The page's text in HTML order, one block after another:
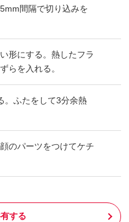
間隔で切り込みを
形にする。熱したフラ
らを入れる。
。ふたをして3分余熱
のパーツをつけてケチ
する